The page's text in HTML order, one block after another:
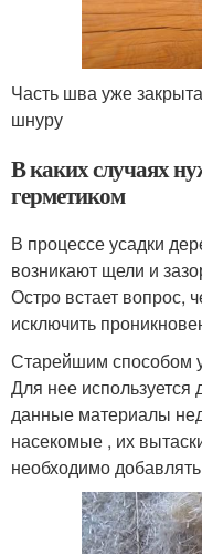
Часть шва уже
шнуру
В каких случаях
герметиком
В процессе усадки
возникают щели и
Остро встает вопрос,
исключить
Старейшим способом
Для нее используется
данные материалы
насекомые , их
необходимо